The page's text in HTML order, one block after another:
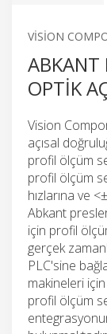
VISION
ABKANT
OPTIK
Vision
açısal
profil ölçüm
profil ölçüm
hızlarına ve
Abkant
için profil
gerçek
PLC'sine
makineleri
profil ölçüm